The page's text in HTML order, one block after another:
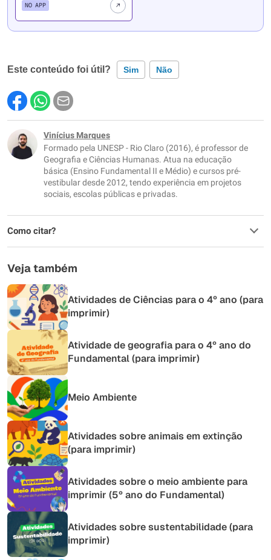
NO APP
Este conteúdo foi útil? Sim Não
Este conteúdo contém informação incorreta
Este conteúdo não tem a informação que procuro
Outro
Vinícius Marques
Formado pela UNESP - Rio Claro (2016), é professor de
Geografia e Ciências Humanas. Atua na educação
básica (Ensino Fundamental II e Médio) e cursos pré-
vestibular desde 2012, tendo experiência em projetos
sociais, escolas públicas e privadas.
Como citar?
Veja também
Atividades de Ciências para o 4º ano (para
imprimir)
Atividade de geografia para o 4º ano do
Fundamental (para imprimir)
Meio Ambiente
Atividades sobre animais em extinção
(para imprimir)
Atividades sobre o meio ambiente para
imprimir (5º ano do Fundamental)
Atividades sobre sustentabilidade (para
imprimir)